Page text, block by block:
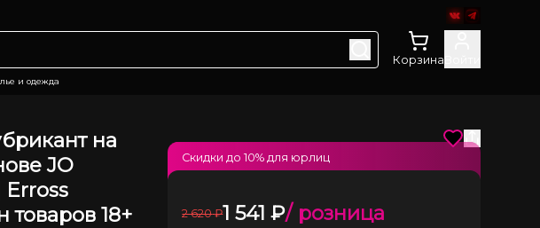
Корзина
и одежда
на
JO
товаров 18+
2 620 ₽1 541 ₽/ розница
Скидки до10% для юрлиц